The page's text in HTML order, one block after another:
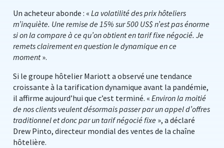
Un acheteur abonde : « La volatilité des prix hôteliers
m’inquiète. Une remise de 15% sur 500 US$ n’est pas énorme
si on la compare à ce qu’on obtient en tarif fixe négocié. Je
remets clairement en question le dynamique en ce
moment».
Si le groupe hôtelier Mariott a observé une tendance
croissante à la tarification dynamique avant la pandémie,
il affirme aujourd’hui que c’est terminé. « Environ la moitié
de nos clients veulent désormais passer par un appel d’offres
traditionnel et donc par un tarif négocié fixe », a déclaré
Drew Pinto, directeur mondial des ventes de la chaîne
hôtelière.